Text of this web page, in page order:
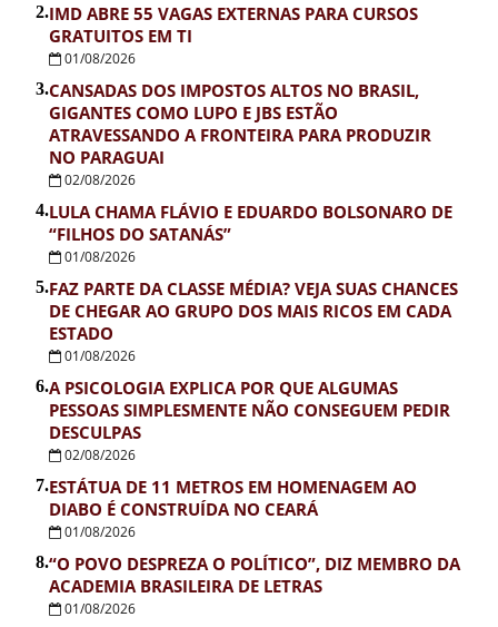
2.IMD ABRE 55 VAGAS EXTERNAS PARA CURSOS
GRATUITOS EM TI
01/08/2026
3.CANSADAS DOS IMPOSTOS ALTOS NO BRASIL,
GIGANTES COMO LUPO E JBS ESTÃO
ATRAVESSANDO A FRONTEIRA PARA PRODUZIR
NO PARAGUAI
02/08/2026
4.LULA CHAMA FLÁVIO E EDUARDO BOLSONARO DE
“FILHOS DO SATANÁS”
01/08/2026
5.FAZ PARTE DA CLASSE MÉDIA? VEJA SUAS CHANCES
DE CHEGAR AO GRUPO DOS MAIS RICOS EM CADA
ESTADO
01/08/2026
6.A PSICOLOGIA EXPLICA POR QUE ALGUMAS
PESSOAS SIMPLESMENTE NÃO CONSEGUEM PEDIR
DESCULPAS
02/08/2026
7.ESTÁTUA DE 11 METROS EM HOMENAGEM AO
DIABO É CONSTRUÍDA NO CEARÁ
01/08/2026
8.“O POVO DESPREZA O POLÍTICO”, DIZ MEMBRO DA
ACADEMIA BRASILEIRA DE LETRAS
01/08/2026